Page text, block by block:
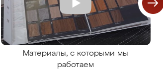
Материалы, с которыми мы
работаем